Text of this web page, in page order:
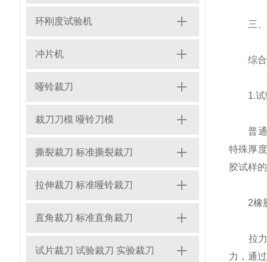
环刚度试验机
冲片机
哑铃裁刀
裁刀刀模 哑铃刀模
撕裂裁刀 标准撕裂裁刀
拉伸裁刀 标准哑铃裁刀
直角裁刀 标准直角裁刀
试片裁刀 试验裁刀 实验裁刀
三、
综合上
1.试
普通标
特殊厚
胶试样
2橡胶
拉力试
力，通